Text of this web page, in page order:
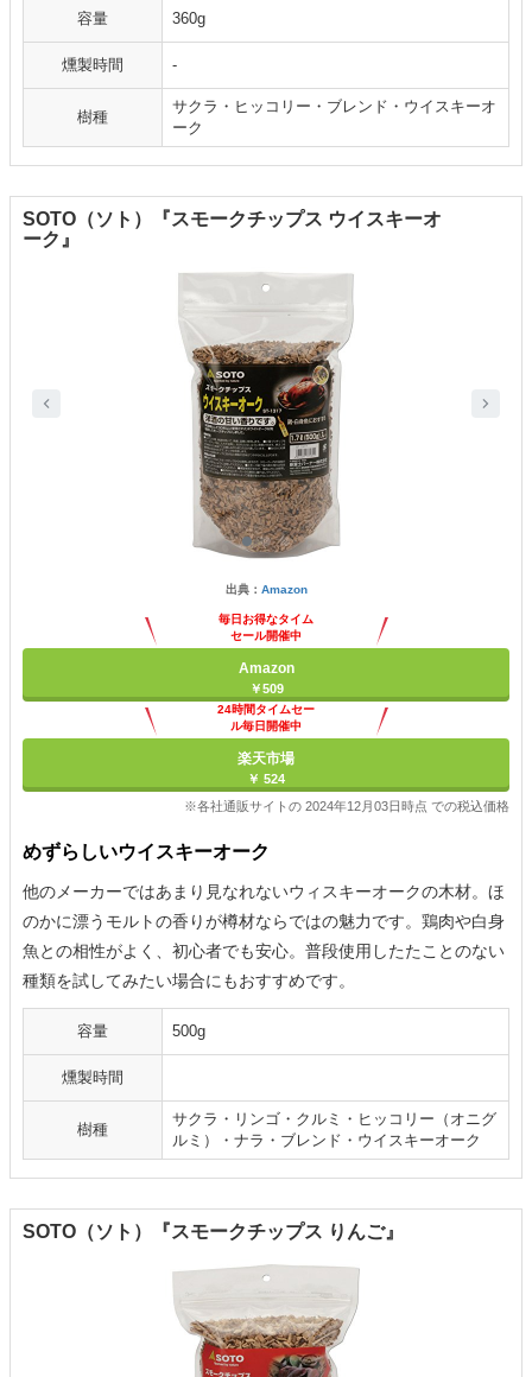
容量 360g
燻製時間 -
樹種
サクラ・ヒッコリー・ブレンド・ウイスキーオ
ーク
SOTO（ソト）『スモークチップス ウイスキーオ
ーク』
出典： Amazon
毎日お得なタイム
セール開催中
Amazon
￥509
24時間タイムセー
ル毎日開催中
楽天市場
￥ 524
※各社通販サイトの 2024年12月03日時点 での税込価格
めずらしいウイスキーオーク
他のメーカーではあまり見なれないウィスキーオークの木材。ほ
のかに漂うモルトの香りが樽材ならではの魅力です。鶏肉や白身
魚との相性がよく、初心者でも安心。普段使用したたことのない
種類を試してみたい場合にもおすすめです。
容量 500g
燻製時間
樹種
サクラ・リンゴ・クルミ・ヒッコリー（オニグ
ルミ）・ナラ・ブレンド・ウイスキーオーク
SOTO（ソト）『スモークチップス りんご』